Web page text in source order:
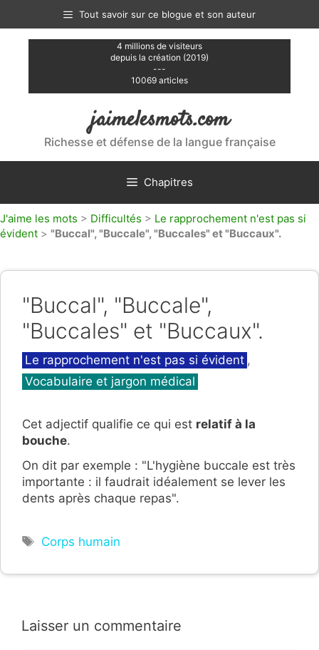
contenu
Tout savoir sur ce blogue et son auteur
4 millions de visiteurs
depuis la création (2019)
---
10069 articles
jaimelesmots.com
Richesse et défense de la langue française
Chapitres
J'aime les mots > Difficultés > Le rapprochement n'est pas si
évident > "Buccal", "Buccale", "Buccales" et "Buccaux".
"Buccal", "Buccale",
"Buccales" et "Buccaux".
Catégories
Le rapprochement n'est pas si évident ,
Vocabulaire et jargon médical
Cet adjectif qualifie ce qui est relatif à la
bouche.
On dit par exemple : "L'hygiène buccale est très
importante : il faudrait idéalement se lever les
dents après chaque repas".
Étiquettes
Corps humain
Laisser un commentaire